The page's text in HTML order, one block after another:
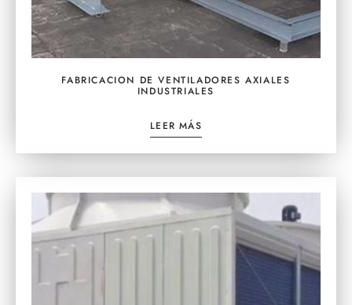
FABRICACION DE VENTILADORES AXIALES
INDUSTRIALES
LEER MÁS